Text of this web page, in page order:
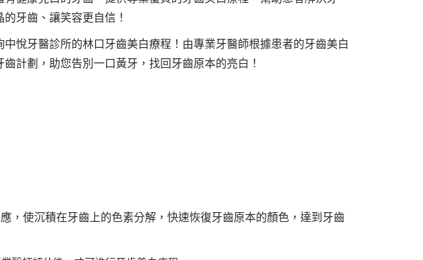
牙齒、讓笑容更自信！
悅牙醫診所的林口牙齒美白療程！由專業牙醫師根據患者的牙齒美白
計劃，助您告別一口黃牙，找回牙齒原本的亮白！
，使沉積在牙齒上的色素分解，快速恢復牙齒原本的顏色，達到牙齒